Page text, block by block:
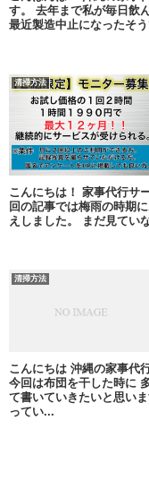
す。 去年まで私が毎日飲
最近製造中止になったそ
清掃方法
こんにちは！ 家事代行サ
回の記事では梅雨の時期
えしました。 まだ見てい
清掃方法
こんにちは 沖縄の家事代
今回は布団を干した時に
て書いていきたいと思い
ってい...